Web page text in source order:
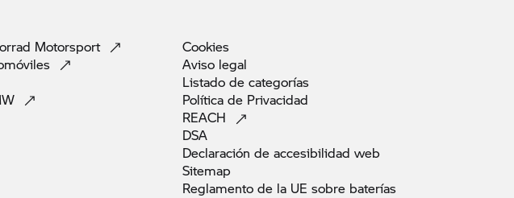
Motorsport
Cookies
Aviso legal
Listado de categorías
Política de Privacidad
REACH
DSA
Declaración de accesibilidad web
Sitemap
Reglamento de la UE sobre baterías